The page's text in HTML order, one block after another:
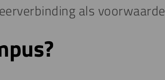
als voorwaarde